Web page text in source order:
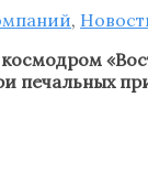
,
печальных